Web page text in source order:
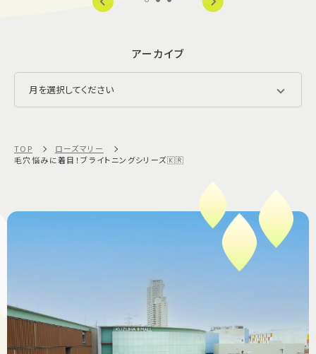
アーカイブ
TOP
ローズマリー
毛穴悩みに着目！ブライトニングシリーズ🇰🇷